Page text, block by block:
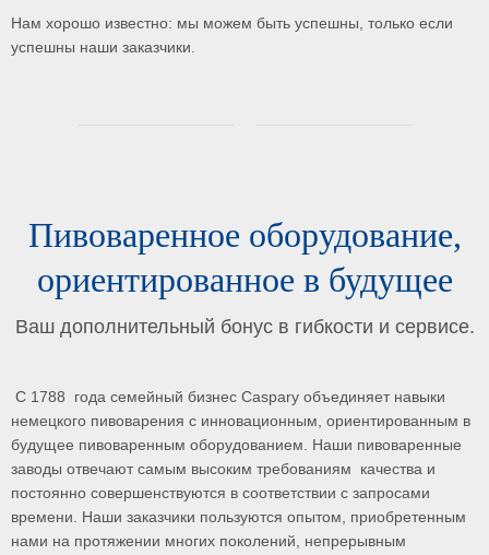
Нам хорошо известно: мы можем быть успешны, только если
успешны наши заказчики.
Пивоваренное оборудование,
ориентированное в будущее
Ваш дополнительный бонус в гибкости и сервисе.
С 1788 года семейный бизнес Caspary объединяет навыки
немецкого пивоварения с инновационным, ориентированным в
будущее пивоваренным оборудованием. Наши пивоваренные
заводы отвечают самым высоким требованиям качества и
постоянно совершенствуются в соответствии с запросами
времени. Наши заказчики пользуются опытом, приобретенным
нами на протяжении многих поколений, непрерывным